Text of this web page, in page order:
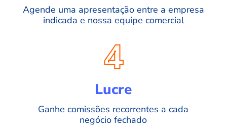
Agende uma apresentação entre a empresa
indicada e nossa equipe comercial
4
Lucre
Ganhe comissões recorrentes a cada
negócio fechado